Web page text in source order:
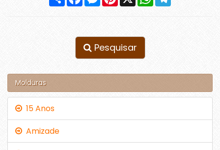
Pesquisar
Molduras
15 Anos
Amizade